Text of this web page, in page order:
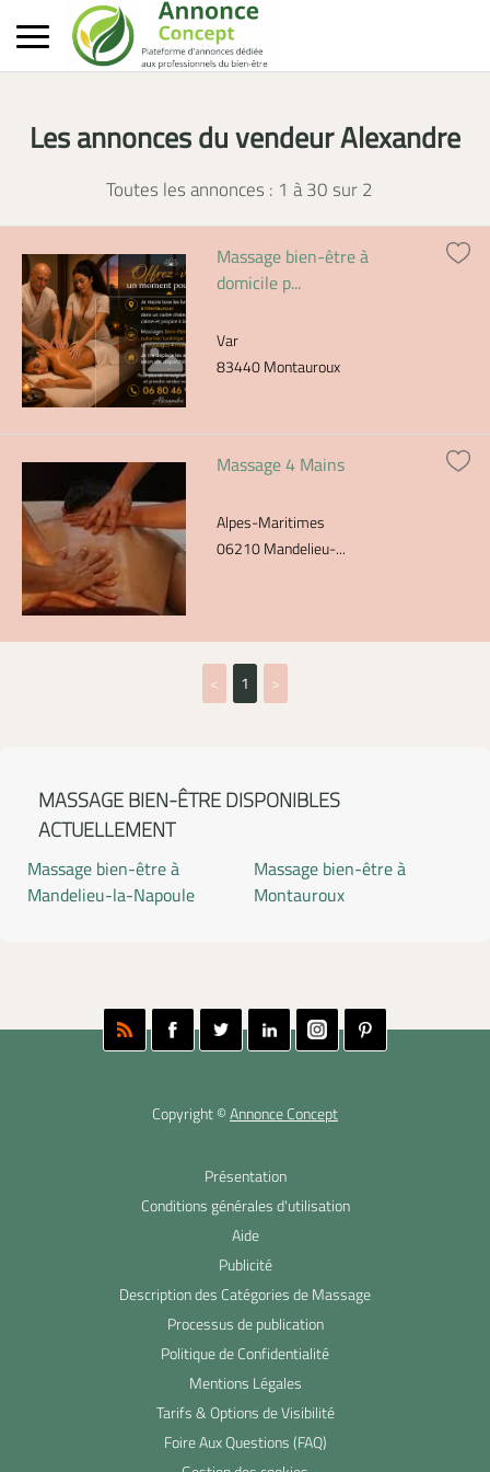
Les annonces du vendeur Alexandre
Toutes les annonces : 1 à30 sur2
Massage bien-être à
domicile p...
Var
83440 Montauroux
Massage 4 Mains
Alpes-Maritimes
06210 Mandelieu-...
< 1 >
MASSAGE BIEN-ÊTRE DISPONIBLES
ACTUELLEMENT
Massage bien-être à
Mandelieu-la-Napoule
Massage bien-être à
Montauroux
Copyright ©Annonce Concept
Présentation
Conditions générales d'utilisation
Aide
Publicité
Description des Catégories de Massage
Processus de publication
Politique de Confidentialité
Mentions Légales
Tarifs & Options de Visibilité
Foire Aux Questions (FAQ)